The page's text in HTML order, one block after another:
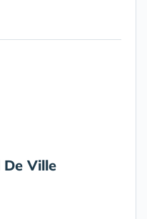
Ville